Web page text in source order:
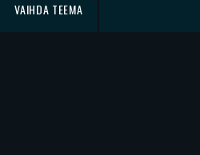
VAIHDA TEEMA